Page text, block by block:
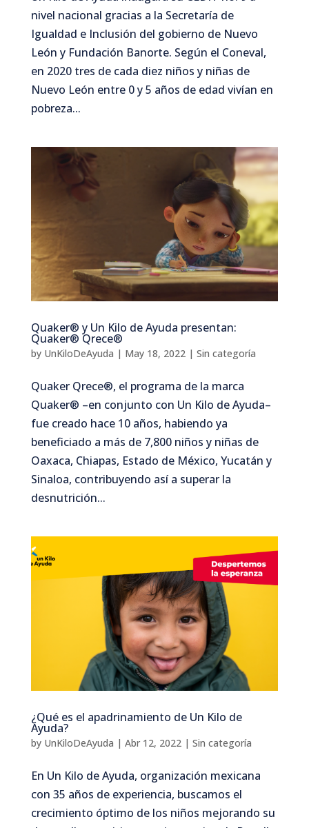
nivel nacional gracias a la Secretaría de
Igualdad e Inclusión del gobierno de Nuevo
León y Fundación Banorte. Según el Coneval,
en 2020 tres de cada diez niños y niñas de
Nuevo León entre 0 y 5 años de edad vivían en
pobreza...
Quaker® y Un Kilo de Ayuda presentan:
Quaker® Qrece®
by UnKiloDeAyuda | May 18, 2022| Sin categoría
Quaker Qrece®, el programa de la marca
Quaker® –en conjunto con Un Kilo de Ayuda–
fue creado hace 10 años, habiendo ya
beneficiado a más de 7,800 niños y niñas de
Oaxaca, Chiapas, Estado de México, Yucatán y
Sinaloa, contribuyendo así a superar la
desnutrición...
¿Qué es el apadrinamiento de Un Kilo de
Ayuda?
by UnKiloDeAyuda | Abr 12, 2022| Sin categoría
En Un Kilo de Ayuda, organización mexicana
con 35 años de experiencia, buscamos el
crecimiento óptimo de los niños mejorando su